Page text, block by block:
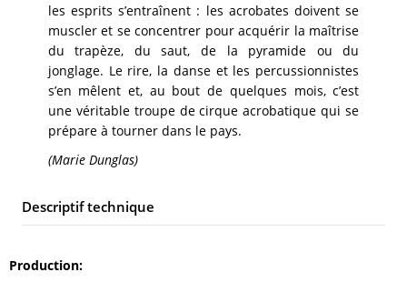
les esprits s’entraînent : les acrobates doivent se
muscler et se concentrer pour acquérir la maîtrise
du trapèze, du saut, de la pyramide ou du
jonglage. Le rire, la danse et les percussionnistes
s’en mêlent et, au bout de quelques mois, c’est
une véritable troupe de cirque acrobatique qui se
prépare à tourner dans le pays.
(Marie Dunglas)
Descriptif technique
Production